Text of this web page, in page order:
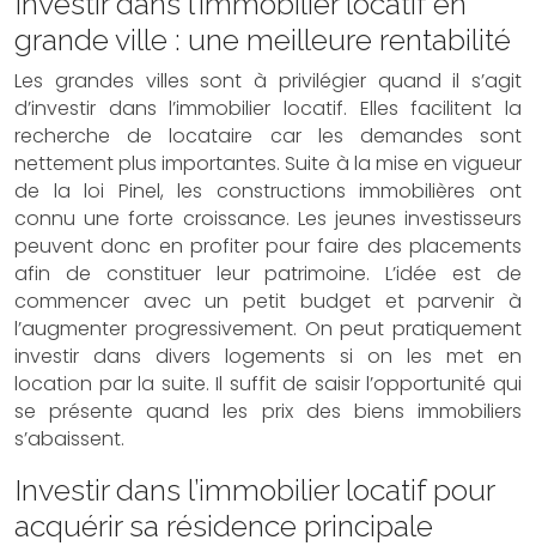
grande ville : une meilleure rentabilité
Les grandes villes sont à privilégier quand il s’agit
d’investir dans l’immobilier locatif. Elles facilitent la
recherche de locataire car les demandes sont
nettement plus importantes. Suite à la mise en vigueur
de la loi Pinel, les constructions immobilières ont
connu une forte croissance. Les jeunes investisseurs
peuvent donc en profiter pour faire des placements
afin de constituer leur patrimoine. L’idée est de
commencer avec un petit budget et parvenir à
l’augmenter progressivement. On peut pratiquement
investir dans divers logements si on les met en
location par la suite. Il suffit de saisir l’opportunité qui
se présente quand les prix des biens immobiliers
s’abaissent.
Investir dans l’immobilier locatif pour
acquérir sa résidence principale